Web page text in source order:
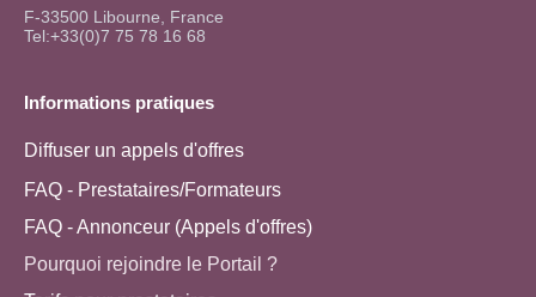
F-33500 Libourne, France
Tel:+33(0)7 75 78 16 68
Informations pratiques
Diffuser un appels d'offres
FAQ - Prestataires/Formateurs
FAQ - Annonceur (Appels d'offres)
Pourquoi rejoindre le Portail ?